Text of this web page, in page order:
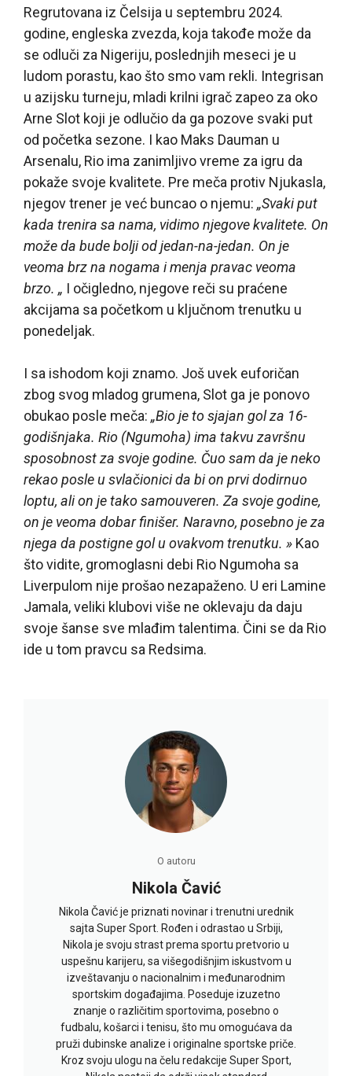
Regrutovana iz Čelsija u septembru 2024.
godine, engleska zvezda, koja takođe može da
se odluči za Nigeriju, poslednjih meseci je u
ludom porastu, kao što smo vam rekli. Integrisan
u azijsku turneju, mladi krilni igrač zapeo za oko
Arne Slot koji je odlučio da ga pozove svaki put
od početka sezone. I kao Maks Dauman u
Arsenalu, Rio ima zanimljivo vreme za igru da
pokaže svoje kvalitete. Pre meča protiv Njukasla,
njegov trener je već buncao o njemu: „Svaki put
kada trenira sa nama, vidimo njegove kvalitete. On
može da bude bolji od jedan-na-jedan. On je
veoma brz na nogama i menja pravac veoma
brzo. „ I očigledno, njegove reči su praćene
akcijama sa početkom u ključnom trenutku u
ponedeljak.
I sa ishodom koji znamo. Još uvek euforičan
zbog svog mladog grumena, Slot ga je ponovo
obukao posle meča: „Bio je to sjajan gol za 16-
godišnjaka. Rio (Ngumoha) ima takvu završnu
sposobnost za svoje godine. Čuo sam da je neko
rekao posle u svlačionici da bi on prvi dodirnuo
loptu, ali on je tako samouveren. Za svoje godine,
on je veoma dobar finišer. Naravno, posebno je za
njega da postigne gol u ovakvom trenutku. » Kao
što vidite, gromoglasni debi Rio Ngumoha sa
Liverpulom nije prošao nezapaženo. U eri Lamine
Jamala, veliki klubovi više ne oklevaju da daju
svoje šanse sve mlađim talentima. Čini se da Rio
ide u tom pravcu sa Redsima.
O autoru
Nikola Čavić
Nikola Čavić je priznati novinar i trenutni urednik
sajta Super Sport. Rođen i odrastao u Srbiji,
Nikola je svoju strast prema sportu pretvorio u
uspešnu karijeru, sa višegodišnjim iskustvom u
izveštavanju o nacionalnim i međunarodnim
sportskim događajima. Poseduje izuzetno
znanje o različitim sportovima, posebno o
fudbalu, košarci i tenisu, što mu omogućava da
pruži dubinske analize i originalne sportske priče.
Kroz svoju ulogu na čelu redakcije Super Sport,